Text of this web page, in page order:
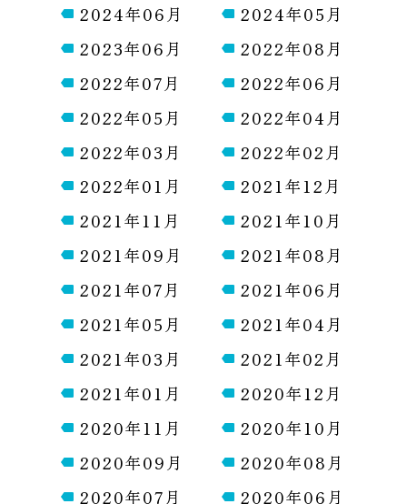
2024年06月
2024年05月
2023年06月
2022年08月
2022年07月
2022年06月
2022年05月
2022年04月
2022年03月
2022年02月
2022年01月
2021年12月
2021年11月
2021年10月
2021年09月
2021年08月
2021年07月
2021年06月
2021年05月
2021年04月
2021年03月
2021年02月
2021年01月
2020年12月
2020年11月
2020年10月
2020年09月
2020年08月
2020年07月
2020年06月